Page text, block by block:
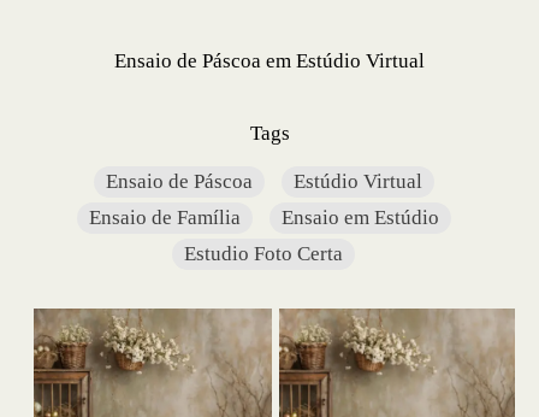
Ensaio de Páscoa em Estúdio Virtual
Tags
Ensaio de Páscoa
Estúdio Virtual
Ensaio de Família
Ensaio em Estúdio
Estudio Foto Certa